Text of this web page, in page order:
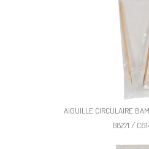
AIGUILLE CIRCULAIRE
68271 /